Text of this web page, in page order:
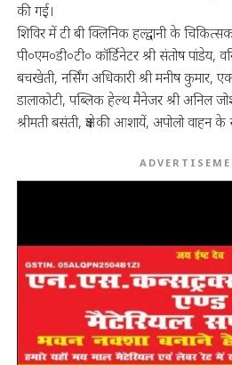
की गई।
शिविर में टी बी क्लिनिक हल्द्वानी के
पी०एम०डी०टी० कॉर्डिनेटर श्री संतोष पांडेय,
बचखेती, नर्सिंग अधिकारी श्री मनीष कुमार,
डालाकोटी, पब्लिक हेल्थ मैनेजर श्री अनिल
श्रीमती बसंती, क्षेत्र की आशायें, अपोलो वाहन